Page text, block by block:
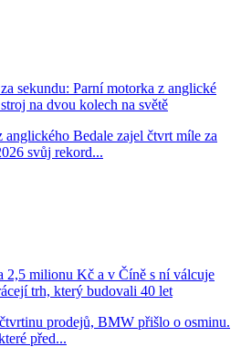
sekundu: Parní motorka z anglické
na dvou kolech na světě
anglického Bedale zajel čtvrt míle za
svůj rekord...
2,5 milionu Kč a v Číně s ní válcuje
trh, který budovali 40 let
prodejů, BMW přišlo o osminu.
před...